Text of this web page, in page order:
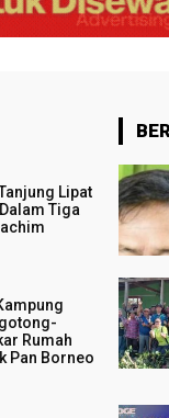
Lipat
Tiga
Rumah
Pan Borneo